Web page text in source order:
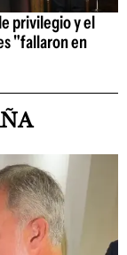
privilegio y el
"fallaron en